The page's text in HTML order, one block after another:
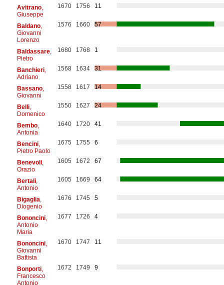
Avitrano,
Giuseppe
1670 1756 11
Baldano,
Giovanni
Lorenzo
1576 1660 57
Baldassare,
Pietro
1680 1768 1
Banchieri,
Adriano
1568 1634 31
Bassano,
Giovanni
1558 1617 14
Belli,
Domenico
1550 1627 24
Bembo,
Antonia
1640 1720 41
Bencini,
Pietro Paolo
1675 1755 6
Benevoli,
Orazio
1605 1672 67
Bertali,
Antonio
1605 1669 64
Bigaglia
Diogenio
1676 1745 5
Bononcini,
Antonio
Maria
1677 1726 4
Bononcini,
Giovanni
Battista
1670 1747 11
Bonporti,
Francesco
Antonio
1672 1749 9